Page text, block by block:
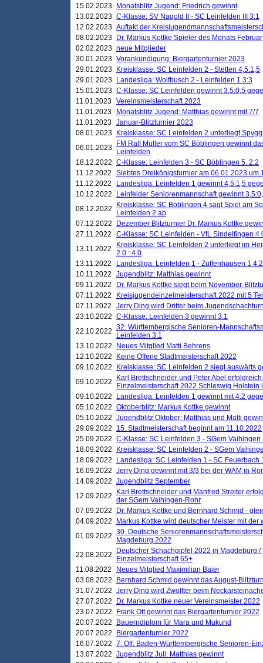
15.02.2023
Monatsblitz Jugend: Friedrich gewinnt
13.02.2023 C-Klasse: SV Nagold II - SC Leinfelden III 3:1
12.02.2023 Auftakt der
08.02.2023
Dr. Markus Kottke Spieler des Monats Februar
02.02.2023 neue Mitglieder
30.01.2023 Vorankündigung: Biergartenturnier 2023
29.01.2023
Kreisklasse: SC Leinfelden 2 - Stetten 4,5:1,5
29.01.2023
Landesliga: Wolfbusch 2 - Leinfelden 1 3:3
15.01.2023 C-Klasse: SC Leinfelden gewinnt 3,5:0,5
11.01.2023 Vereinsmeisterschaft 2023
11.01.2023
Monatsblitz Jugend: Matthias gewinnt mit 7/7
11.01.2023 Januar-Blitzturnier 2023
08.01.2023
Kreisklasse: SC Leinfelden 2 unterliegt
06.01.2023
FM Ralf Müller vom SC Böblingen gewinnt
Leinfelden
18.12.2022 C-Klasse: Leinfelden 3 - SC Böblingen 5. 2:2
11.12.2022
Siebtes Dreikönigsturnier am 06.01.2023 um
11.12.2022
Landesliga: Leinfelden 1 gewinnt 4,5:1,5
10.12.2022
Leinfelder Seniorenmannschaft gewinnt
08.12.2022
Kreisklasse: SC Böblingen 4 sagt Spiel am
Leinfelden 2 ab
07.12.2022
Dezember Blitzturnier Dr. Markus Kottke
27.11.2022
C-Klasse: SC Leinfelden - VfL Sindelfingen 4
13.11.2022
Kreisklasse: SC Leinfelden 2 unterliegt im
2.0 : 4.0
13.11.2022
Landesliga: Leinfelden 1 - Zuffenhausen 1 4:2
10.11.2022
Jugendblitz: Matthias gewinnt
09.11.2022
Dr. Markus Kottke siegt beim November-
07.11.2022
Kreisjugendeinzelmeisterschaft 2022 mit 5
07.11.2022
Jerry Ding wird Dritter beim
23.10.2022 C-Klasse: Leinfelden 3 gewinnt 3:1
22.10.2022 32. Württembergische Senioren-
Leinfelden 3:1
13.10.2022
Neues Mitglied Matti Behrens
12.10.2022
Keine Offene Stadtmeisterschaft 2022
09.10.2022
Kreisklasse: SC Leinfelden 2 siegt auswärts
09.10.2022
Karl Brettschneider und Peter Abel
Einzelmeisterschaft 2022 Schleswig Holstein
09.10.2022
Landesliga: Leinfelden 1 gewinnt mit 4:2
05.10.2022 Oktoberblitz: Markus Kottke gewinnt
05.10.2022 Jugendblitz Oktober: Matthias und Matti
29.09.2022
15. Stadtmeisterschaft beginnt am 11.10.2022
25.09.2022 C-Klasse: SC Leinfelden 3 - SGem Vaihingen
18.09.2022
Kreisklasse: SC Leinfelden 2 - SGem
18.09.2022
Landesliga: SC Leinfelden 1 - SC Feuerbach
16.09.2022 Jerry Ding gewinnt mit 3/3 bei der WAM in
14.09.2022 Jugendblitz September
12.09.2022
Karl Brettschneider und Manfred Streiter
der SGem Vaihingen-Rohr
07.09.2022
Dr. Markus Kottke und Bernhard Schmid -
04.09.2022
Markus Kottke wird deutscher Meister mit
01.09.2022 30. Deutsche
Magdeburg 2022
22.08.2022
Deutscher Schachgipfel 2022 in Magdeburg
Einzelmeisterschaft 65+
11.08.2022
Neues Mitglied Maximilian Baier
03.08.2022
Bernhard Schmid gewinnt das August-
31.07.2022 Jerry Ding wird Zwölfter beim
27.07.2022
Dr. Markus Kottke neuer Vereinsmeister 2022
23.07.2022
Frank Ott gewinnt das Biergartenturnier 2022
20.07.2022
Bauerndiplom für Mara und Mukund
20.07.2022
Biergartenturnier 2022
16.07.2022 7. Off. Baden-Württembergische Senioren-
13.07.2022 Jugendblitz Juli: Matthias gewinnt